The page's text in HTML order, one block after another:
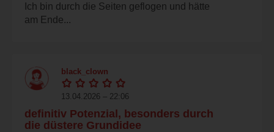
Ich bin durch die Seiten geflogen und hätte
am Ende...
black_clown
13.04.2026 – 22:06
definitiv Potenzial, besonders durch
die düstere Grundidee